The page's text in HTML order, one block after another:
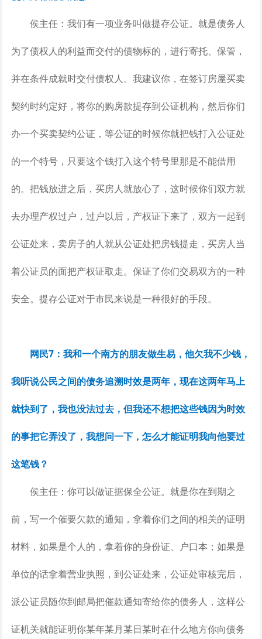
侯主任：我们有一项业务叫做提存公证。就是债务人
为了债权人的利益而交付的债物标的，进行寄托、保管，
并在条件成就时交付债权人。我建议你，在签订房屋买卖
契约时约定好，将你的购房款提存到公证机构，然后你们
办一个买卖契约公证，等公证的时候你就把钱打入公证处
的一个特号，只要这个钱打入这个特号里那是不能借用
的。把钱放进之后，买房人就放心了，这时候你们双方就
去办理产权过户，过户以后，产权证下来了，双方一起到
公证处来，卖房子的人就从公证处把房钱提走，买房人当
着公证员的面把产权证取走。保证了你们交易双方的一种
安全。提存公证对于市民来说是一种很好的手段。
网民7：我和一个南方的朋友做生易，他欠我不少钱，
我听说公民之间的债务追溯时效是两年，现在这两年马上
就快到了，我也没法过去，但我还不想把这些钱因为时效
的事把它弄没了，我想问一下，怎么才能证明我向他要过
这笔钱？
侯主任：你可以做证据保全公证。就是你在到期之
前，写一个催要欠款的通知，拿着你们之间的相关的证明
材料，如果是个人的，拿着你的身份证、户口本；如果是
单位的话拿着营业执照，到公证处来，公证处审核完后，
派公证员随你到邮局把催款通知寄给你的债务人，这样公
证机关就能证明你某年某月某日某时在什么地方你向债务